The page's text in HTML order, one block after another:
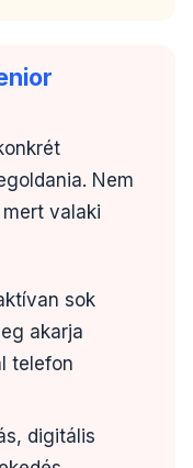
Nem
valaki
sok
akarja
telefon
digitális